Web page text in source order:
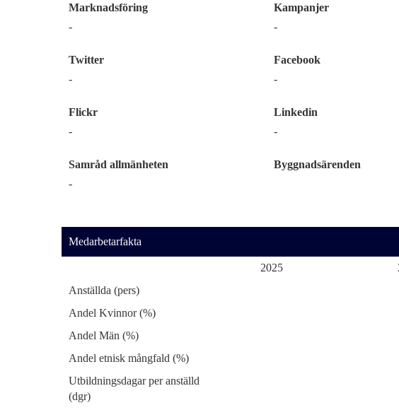
Marknadsföring
-
Kampanjer
-
Twitter
-
Facebook
-
Flickr
-
Linkedin
-
Samråd allmänheten
-
Byggnadsärenden
Medarbetarfakta
2025
Anställda (pers)
Andel Kvinnor (%)
Andel Män (%)
Andel etnisk mångfald (%)
Utbildningsdagar per anställd
(dgr)